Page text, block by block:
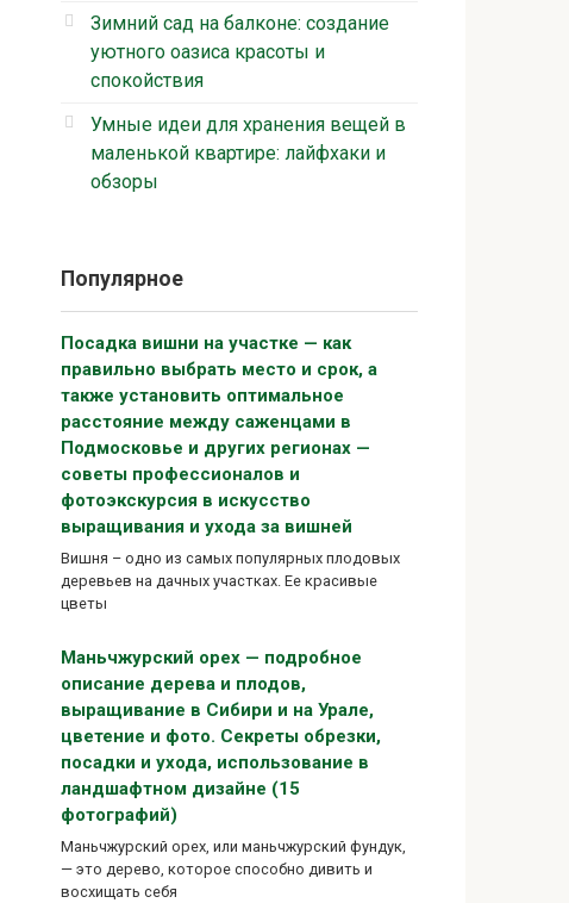
Зимний сад на балконе: создание
уютного оазиса красоты и
спокойствия
Умные идеи для хранения вещей в
маленькой квартире: лайфхаки и
обзоры
Популярное
Посадка вишни на участке — как
правильно выбрать место и срок, а
также установить оптимальное
расстояние между саженцами в
Подмосковье и других регионах —
советы профессионалов и
фотоэкскурсия в искусство
выращивания и ухода за вишней
Вишня – одно из самых популярных плодовых
деревьев на дачных участках. Ее красивые
цветы
Маньчжурский орех — подробное
описание дерева и плодов,
выращивание в Сибири и на Урале,
цветение и фото. Секреты обрезки,
посадки и ухода, использование в
ландшафтном дизайне (15
фотографий)
Маньчжурский орех, или маньчжурский фундук,
— это дерево, которое способно дивить и
восхищать себя